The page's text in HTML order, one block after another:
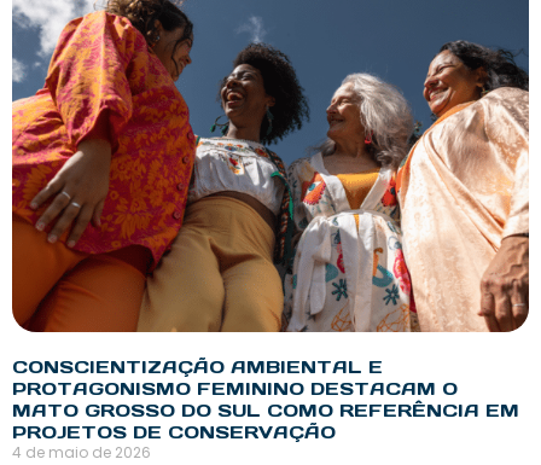
CONSCIENTIZAÇÃO AMBIENTAL E
PROTAGONISMO FEMININO DESTACAM O
MATO GROSSO DO SUL COMO REFERÊNCIA EM
PROJETOS DE CONSERVAÇÃO
4 de maio de 2026